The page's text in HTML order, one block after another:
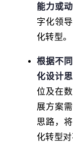
能力或
字化领
化转型。
根据不
化设计
位及在
展方案
思路，
化转型